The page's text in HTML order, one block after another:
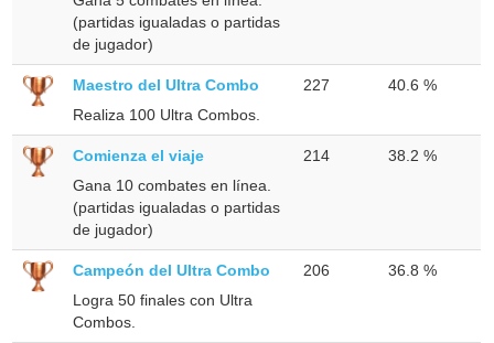
(partidas igualadas o partidas
de jugador)
Maestro del Ultra Combo
Realiza 100 Ultra Combos.
227 40.6 %
Comienza el viaje
Gana 10 combates en línea.
(partidas igualadas o partidas
de jugador)
214 38.2 %
Campeón del Ultra Combo
Logra 50 finales con Ultra
Combos.
206 36.8 %